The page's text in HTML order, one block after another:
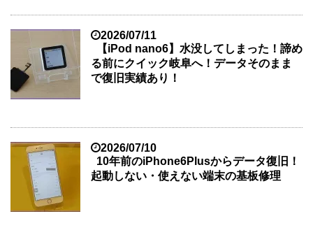
2026/07/11
【iPod nano6】水没してしまった！諦め
る前にクイック岐阜へ！データそのまま
で復旧実績あり！
2026/07/10
10年前のiPhone6Plusからデータ復旧！
起動しない・使えない端末の基板修理